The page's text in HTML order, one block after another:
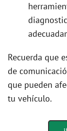
Recuerda que
de
que pueden
tu vehículo.